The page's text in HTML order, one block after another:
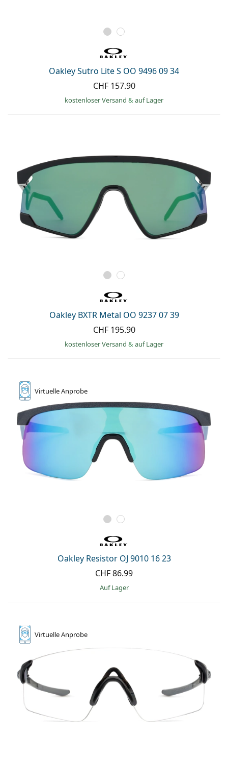
Oakley Sutro Lite S OO 9496 09 34
CHF 157.90
kostenloser Versand & auf Lager
Oakley BXTR Metal OO 9237 07 39
CHF 195.90
kostenloser Versand & auf Lager
VirtuelleAnprobe
Oakley Resistor OJ 9010 16 23
CHF 86.99
auf Lager
VirtuelleAnprobe